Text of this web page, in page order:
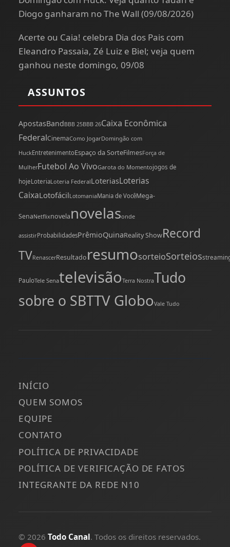
Diogo ganharam no The Wall (09/08/2026)
Acerte ou Caia! celebra Dia dos Pais com
Eleandro Passaia, Zé Luiz e Biel; veja quem
ganhou neste domingo, 09/08
ASSUNTOS
ApostasBandBBB 25BBB 26Caixa Econômica
FederalCinemaComo JogarDomingão com
HuckEntretenimentoEspaço da SorteFilmesForça de
MulherFutebol Ao VivoGarota do Momentojogos de
hojeLoteriaLoteria FederalLoteriasLoterias
CaixaLotofácilLotomaniaMania de VocêMega-
SenaNetflixnovelanovelasonde
assistirProbabilidadesPrêmioQuinaReality ShowRecord
TVRenascerResultadoresumosorteioSorteios
PauloTele SenatelevisãoTerra NostraTudo
sobre o SBTTV GloboVale Tudo
INÍCIO
QUEM SOMOS
EQUIPE
CONTATO
POLÍTICA DE PRIVACIDADE
POLÍTICA DE VERIFICAÇÃO DE FATOS
INTEGRANTE DA REDE N10
© 2026 Todo Canal. Todos os direitos reservados.